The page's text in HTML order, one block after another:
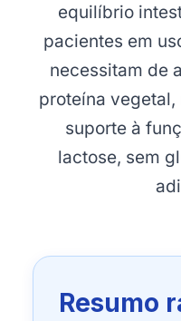
equilíbrio
pacientes em
necessitam de
proteína
suporte à
lactose, sem
Resumo